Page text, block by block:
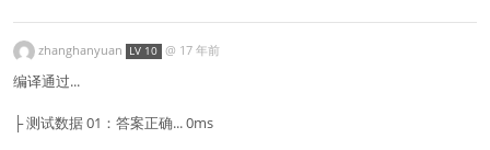
zhanghanyuan LV 10 @ 17 年前
编译通过...
├ 测试数据 01：答案正确... 0ms